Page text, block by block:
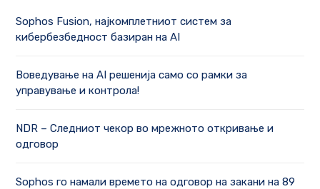
Sophos Fusion, најкомплетниот систем за
кибербезбедност базиран на AI
Воведување на AI решенија само со рамки за
управување и контрола!
NDR – Следниот чекор во мрежното откривање и
одговор
Sophos го намали времето на одговор на закани на 89